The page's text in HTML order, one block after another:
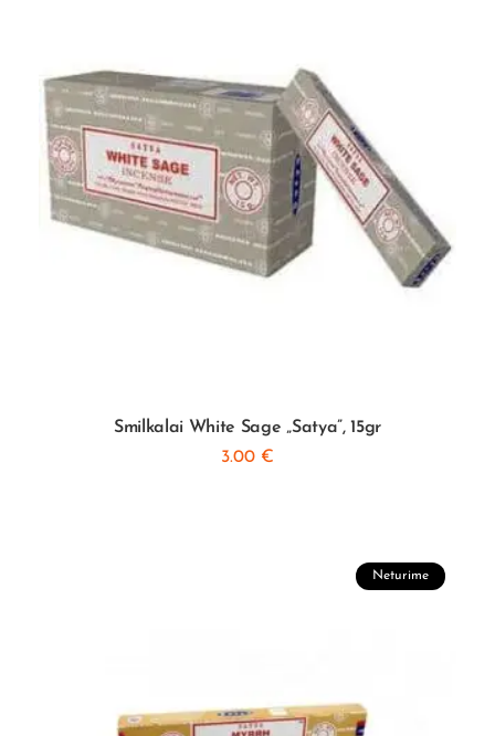
Smilkalai White Sage „Satya”, 15gr
3.00 €
Neturime